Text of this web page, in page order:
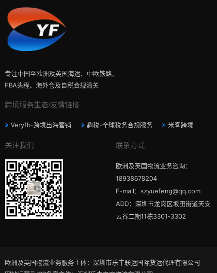
专注中国至欧洲及英国海运、中欧铁路、
FBA头程、海外仓及自税合规清关
跨境服务生态/友情链接
Veryfb-跨境出海营销 趣税-全球税务合规服务 米客跨境
关注我们 联系方式
欧洲及英国物流业务咨询：
18938678204
E-mail：szyuefeng@qq.com
ADD：深圳市龙岗区坂田街道天安
云谷二期11栋3301-3302
欧洲及英国物流业务服务主体：深圳市乐丰联运国际货运代理有限公司